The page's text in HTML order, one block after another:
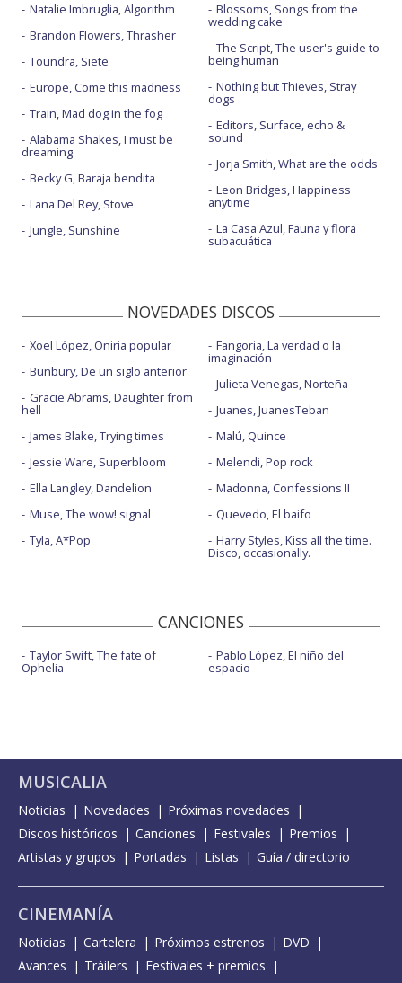
Natalie Imbruglia, Algorithm
Brandon Flowers, Thrasher
Toundra, Siete
Europe, Come this madness
Train, Mad dog in the fog
Alabama Shakes, I must be
dreaming
Becky G, Baraja bendita
Lana Del Rey, Stove
Jungle, Sunshine
Blossoms, Songs from the
wedding cake
The Script, The user's guide to
being human
Nothing but Thieves, Stray
dogs
Editors, Surface, echo &
sound
Jorja Smith, What are the odds
Leon Bridges, Happiness
anytime
La Casa Azul, Fauna y flora
subacuática
NOVEDADES DISCOS
Xoel López, Oniria popular
Bunbury, De un siglo anterior
Gracie Abrams, Daughter from
hell
James Blake, Trying times
Jessie Ware, Superbloom
Ella Langley, Dandelion
Muse, The wow! signal
Tyla, A*Pop
Fangoria, La verdad o la
imaginación
Julieta Venegas, Norteña
Juanes, JuanesTeban
Malú, Quince
Melendi, Pop rock
Madonna, Confessions II
Quevedo, El baifo
Harry Styles, Kiss all the time.
Disco, occasionally.
CANCIONES
Taylor Swift, The fate of
Ophelia
Pablo López, El niño del
espacio
MUSICALIA
Noticias Novedades
Próximas novedades
Discos históricos
Canciones Festivales
Premios
Artistas y grupos
Portadas Listas Guía / directorio
CINEMANÍA
Noticias Cartelera Próximos estrenos
DVD
Avances
Tráilers
Festivales + premios